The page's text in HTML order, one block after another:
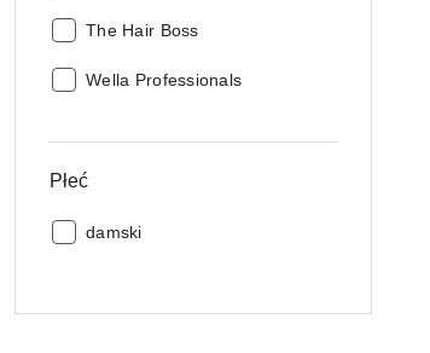
Producent:
The Hair Boss
Producent:
Wella Professionals
Płeć
Płeć:
damski